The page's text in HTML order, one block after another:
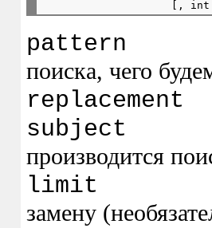
поиска, чего
производится
замену